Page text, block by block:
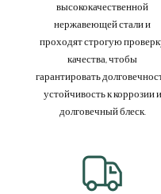
высококачественной
нержавеющей стали и
проходят строгую
качества, чтобы
гарантировать
устойчивость к коррозии и
долговечный блеск.